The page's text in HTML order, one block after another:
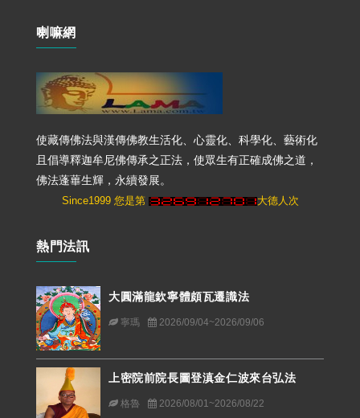
喇嘛網
使藏傳佛法與漢傳佛教生活化、心靈化、科學化、藝術化
且倡導釋迦牟尼佛傳承之正法，使眾生有正確成佛之道，
佛法蓬蓽生輝，永續發展。
Since1999 您是第 大德人次
熱門法訊
大圓滿龍欽寧體頗瓦遷識法
寧瑪 2026/09/04~2026/09/06
上密院前院長圖登滇金仁波來台弘法
格魯 2026/08/01~2026/08/22